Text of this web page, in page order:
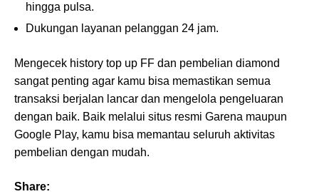
hingga pulsa.
Dukungan layanan pelanggan 24 jam.
Mengecek history top up FF dan pembelian diamond
sangat penting agar kamu bisa memastikan semua
transaksi berjalan lancar dan mengelola pengeluaran
dengan baik. Baik melalui situs resmi Garena maupun
Google Play, kamu bisa memantau seluruh aktivitas
pembelian dengan mudah.
Share: